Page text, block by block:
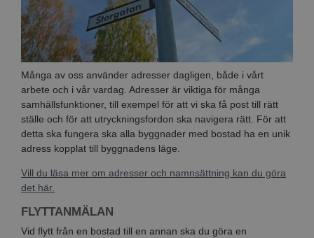
Många av oss använder adresser dagligen, både i vårt
arbete och i vår vardag. Adresser är viktiga för många
samhällsfunktioner, till exempel för att vi ska få post till rätt
ställe och för att utryckningsfordon ska navigera rätt. För att
detta ska fungera ska alla byggnader med bostad ha en unik
adress kopplat till byggnadens läge.
Vill du läsa mer om adresser och namnsättning kan du göra
det här.
FLYTTANMÄLAN
Vid flytt från en bostad till en annan ska du göra en